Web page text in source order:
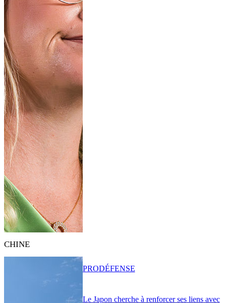
CHINE
Le Japon cherche à renforcer ses liens avec
PRODÉFENSE